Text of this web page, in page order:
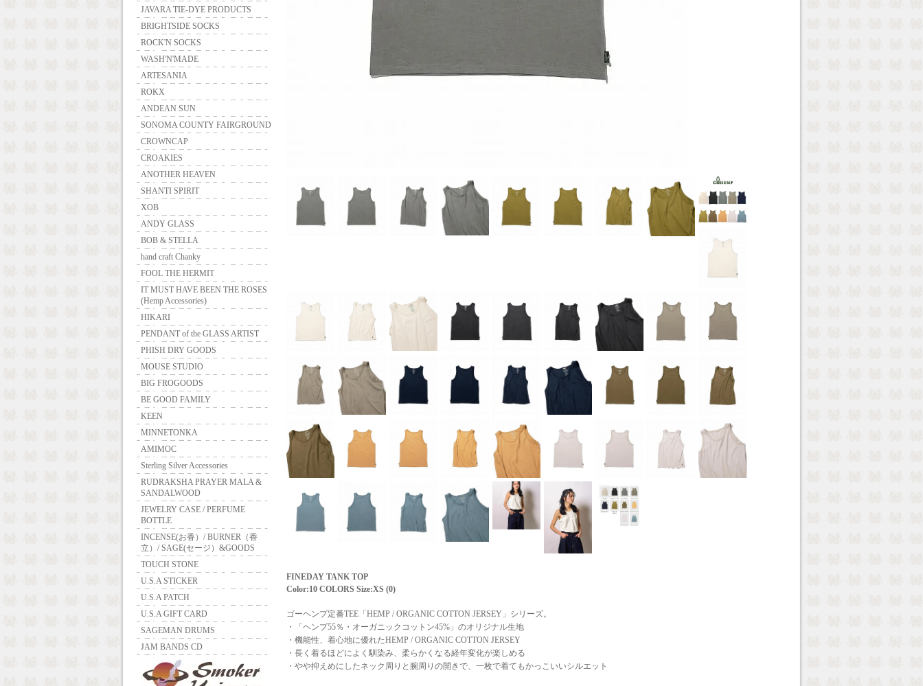
JAVARA TIE-DYE PRODUCTS
BRIGHTSIDE SOCKS
ROCK'N SOCKS
WASH'N'MADE
ARTESANIA
ROKX
ANDEAN SUN
SONOMA COUNTY FAIRGROUND
CROWNCAP
CROAKIES
ANOTHER HEAVEN
SHANTI SPIRIT
XOB
ANDY GLASS
BOB & STELLA
hand craft Chanky
FOOL THE HERMIT
IT MUST HAVE BEEN THE ROSES
(Hemp Accessories)
HIKARI
PENDANT of the GLASS ARTIST
PHISH DRY GOODS
MOUSE STUDIO
BIG FROGOODS
BE GOOD FAMILY
KEEN
MINNETONKA
AMIMOC
Sterling Silver Accessories
RUDRAKSHA PRAYER MALA &
SANDALWOOD
JEWELRY CASE / PERFUME
BOTTLE
INCENSE(お香）/ BURNER（香
立）/ SAGE(セージ）&GOODS
TOUCH STONE
U.S.A STICKER
U.S.A PATCH
U.S.A GIFT CARD
SAGEMAN DRUMS
JAM BANDS CD
FINEDAY TANK TOP
Color:10 COLORS Size:XS (0)
ゴーヘンプ定番TEE「HEMP / ORGANIC COTTON JERSEY」シリーズ。
・「ヘンプ55％・オーガニックコットン45%」のオリジナル生地
・機能性、着心地に優れたHEMP / ORGANIC COTTON JERSEY
・長く着るほどによく馴染み、柔らかくなる経年変化が楽しめる
・やや抑えめにしたネック周りと腕周りの開きで、一枚で着てもかっこいいシルエット